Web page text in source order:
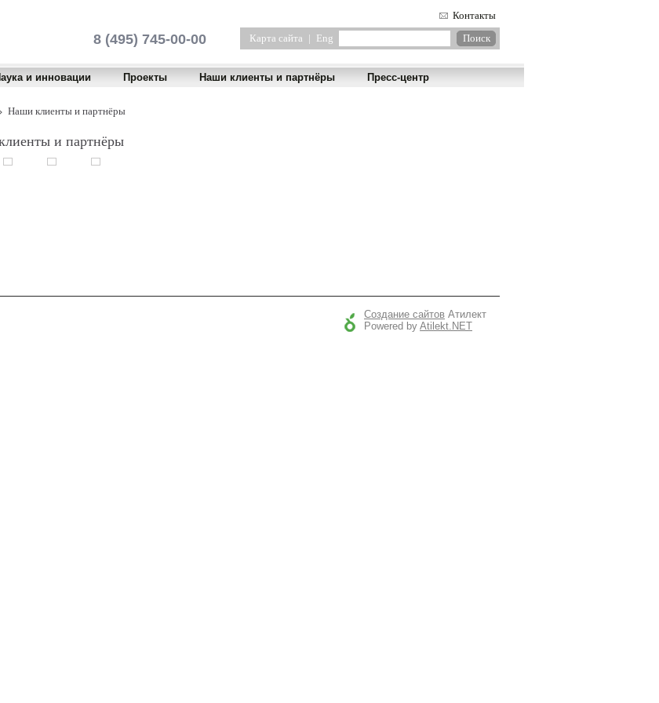
Контакты
Карта сайта | Eng
8 (495) 745-00-00
и инновации Проекты Наши клиенты и партнёры Пресс-центр
Наши клиенты и партнёры
и партнёры
Создание сайтов Атилект
Powered by Atilekt.NET